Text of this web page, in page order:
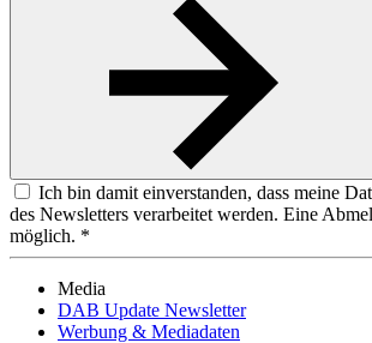
Ich bin damit einverstanden, dass meine
des Newsletters verarbeitet werden. Eine
möglich. *
Media
DAB Update Newsletter
Werbung & Mediadaten